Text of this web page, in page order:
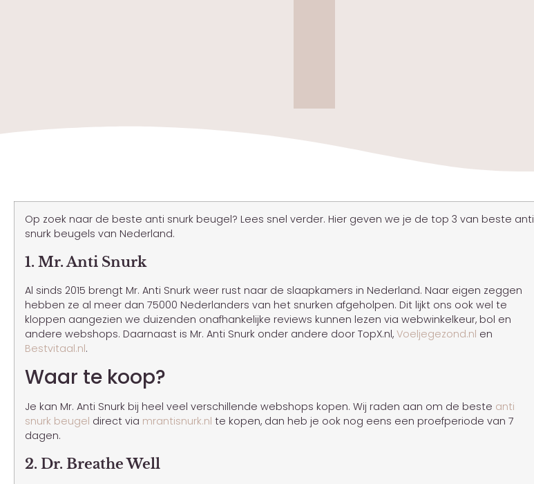
Op zoek naar de beste anti snurk beugel? Lees snel verder. Hier geven we je de top 3 van beste anti
snurk beugels van Nederland.
1. Mr. Anti Snurk
Al sinds 2015 brengt Mr. Anti Snurk weer rust naar de slaapkamers in Nederland. Naar eigen zeggen
hebben ze al meer dan 75000 Nederlanders van het snurken afgeholpen. Dit lijkt ons ook wel te
kloppen aangezien we duizenden onafhankelijke reviews kunnen lezen via webwinkelkeur, bol en
andere webshops. Daarnaast is Mr. Anti Snurk onder andere door TopX.nl, Voeljegezond.nl en
Bestvitaal.nl.
Waar te koop?
Je kan Mr. Anti Snurk bij heel veel verschillende webshops kopen. Wij raden aan om de beste anti
snurk beugel direct via mrantisnurk.nl te kopen, dan heb je ook nog eens een proefperiode van 7
dagen.
2. Dr. Breathe Well